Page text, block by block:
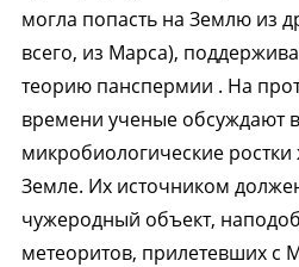
могла попасть на Землю из
всего, из Марса),
теорию панспермии . На
времени ученые обсуждают
микробиологические
Земле. Их источником
чужеродный объект,
метеоритов, прилетевших с